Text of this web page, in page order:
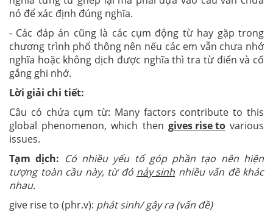
nó để xác định đúng nghĩa.
- Các đáp án cũng là các cụm động từ hay gặp trong
chương trình phổ thông nên nếu các em vẫn chưa nhớ
nghĩa hoặc không dịch được nghĩa thì tra từ điển và cố
gắng ghi nhớ.
Lời giải chi tiết:
Câu có chứa cụm từ: Many factors contribute to this
global phenomenon, which then gives rise tovarious
issues.
Tạm dịch: Có nhiều yếu tố góp phần tạo nên hiện
tượng toàn cầu này, từ đó nảy sinh nhiều vấn đề khác
nhau.
give rise to (phr.v): phát sinh/ gây ra (vấn đề)